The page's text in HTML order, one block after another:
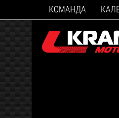
КОМАНДА